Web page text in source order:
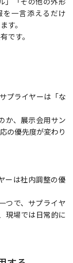
一言添えるだけ
す。
です。
プライヤーは「な
か、展示会用サン
の優先度が変わり
ーは社内調整の優
つで、サプライヤ
現場では日常的に